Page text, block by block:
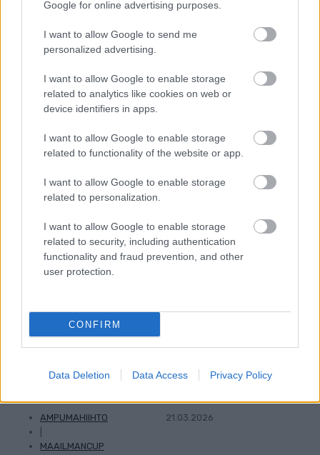
Google for online advertising purposes.
I want to allow Google to send me
personalized advertising.
I want to allow Google to enable storage
related to analytics like cookies on web or
device identifiers in apps.
I want to allow Google to enable storage
related to functionality of the website or app.
I want to allow Google to enable storage
related to personalization.
I want to allow Google to enable storage
related to security, including authentication
functionality and fraud prevention, and other
user protection.
CONFIRM
Data Deletion Data Access Privacy Policy
Kuva: Thibaut/NordicFocus
Sprintit hiihdettiin eilen Lake
Placidissa – suomalaisilla ei asiaa
finaaleihin
MAAILMANCUP
22.03.2026
Birken-voittajat jälleen ykkösiä
Marcialonga Bodøssä – Kati
Roivas kauden parhaaseen
maailmancupin ykkössijan –
AMPUMAHIIHTO
MAAILMANCUP
21.03.2026